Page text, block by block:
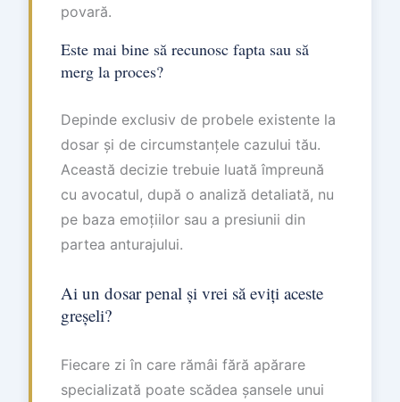
povară.
Este mai bine să recunosc fapta sau să
merg la proces?
Depinde exclusiv de probele existente la
dosar și de circumstanțele cazului tău.
Această decizie trebuie luată împreună
cu avocatul, după o analiză detaliată, nu
pe baza emoțiilor sau a presiunii din
partea anturajului.
Ai un dosar penal și vrei să eviți aceste
greșeli?
Fiecare zi în care rămâi fără apărare
specializată poate scădea șansele unui